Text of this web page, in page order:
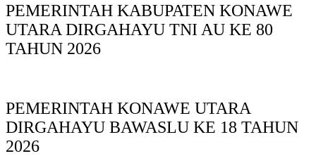
PEMERINTAH KABUPATEN KONAWE
UTARA DIRGAHAYU TNI AU KE 80
TAHUN 2026
PEMERINTAH KONAWE UTARA
DIRGAHAYU BAWASLU KE 18 TAHUN
2026